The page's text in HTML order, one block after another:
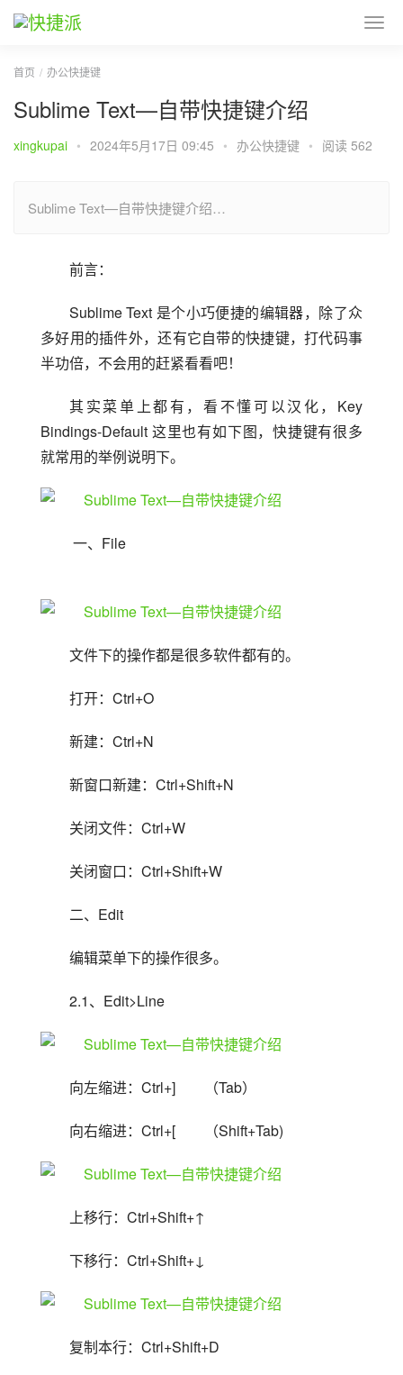
首页 办公快捷键
Sublime Text—自带快捷键介绍
xingkupai • 2024年5月17日 09:45 • 办公快捷键 • 阅读 562
Sublime Text—自带快捷键介绍…
前言：
Sublime Text 是个小巧便捷的编辑器，除了众
多好用的插件外，还有它自带的快捷键，打代码事
半功倍，不会用的赶紧看看吧！
其实菜单上都有，看不懂可以汉化，Key
Bindings-Default 这里也有如下图，快捷键有很多
就常用的举例说明下。
一、File
文件下的操作都是很多软件都有的。
打开：Ctrl+O
新建：Ctrl+N
新窗口新建：Ctrl+Shift+N
关闭文件：Ctrl+W
关闭窗口：Ctrl+Shift+W
二、Edit
编辑菜单下的操作很多。
2.1、Edit>Line
向左缩进：Ctrl+]　　（Tab）
向右缩进：Ctrl+[　　（Shift+Tab)
上移行：Ctrl+Shift+↑
下移行：Ctrl+Shift+↓
复制本行：Ctrl+Shift+D